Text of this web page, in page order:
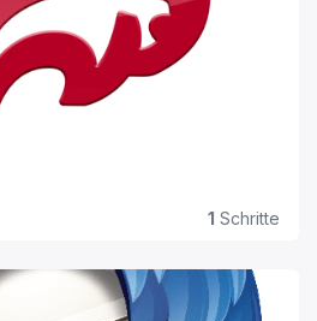
1 Schritte